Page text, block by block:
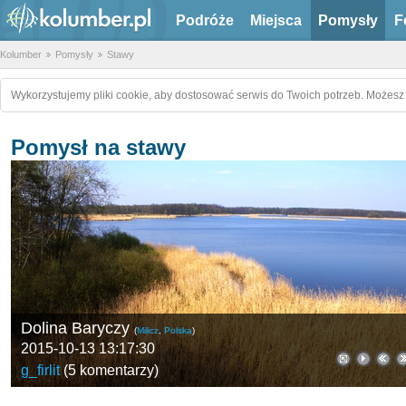
Podróże Miejsca Pomysły
Kolumber Pomysły Stawy
Wykorzystujemy pliki cookie, aby dostosować serwis do Twoich potrzeb.
Pomysł na stawy
Dolina Baryczy (Milicz Polska)
2015-10-13 13:17:30
g_firlit(5 komentarzy)